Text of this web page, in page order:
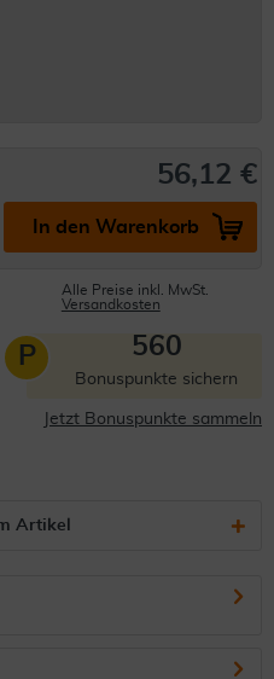
56,12 €
In den Warenkorb
Alle Preise inkl. MwSt.
Versandkosten
P 560
Bonuspunkte sichern
Jetzt Bonuspunkte sammeln
Artikel